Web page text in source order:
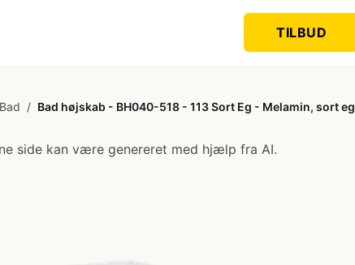
TILBUD
Bad / Bad højskab - BH040-518 - 113 Sort Eg - Melamin, sort eg
side kan være genereret med hjælp fra AI.